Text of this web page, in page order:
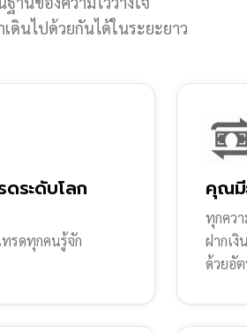
เดินไปด้วยกันได้ในระยะยาว
ดระดับโลก
รดทุกคนรู้จัก
คุณมี
ทุกควา
ฝากเงิ
ด้วยอั